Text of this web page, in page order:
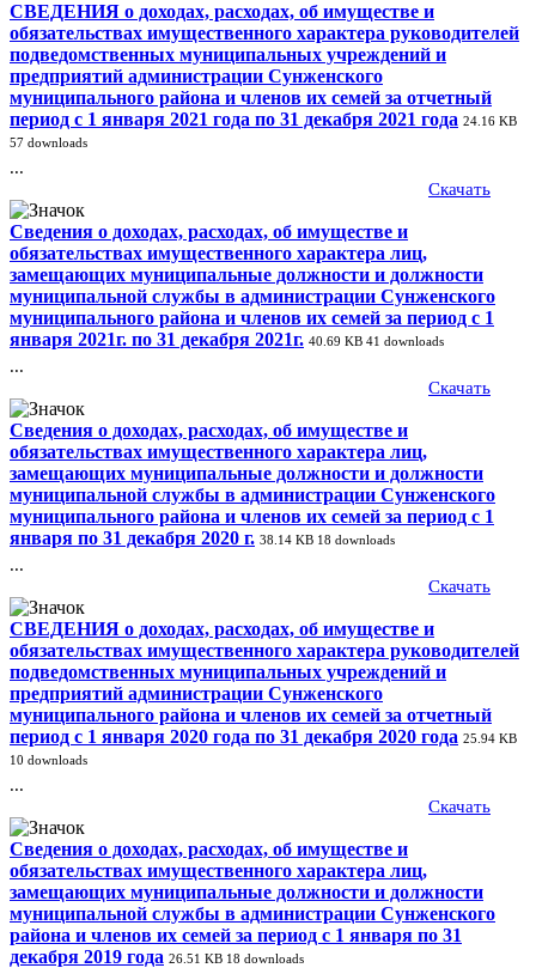
СВЕДЕНИЯ о доходах, расходах, об имуществе и
обязательствах имущественного характера руководителей
подведомственных муниципальных учреждений и
предприятий администрации Сунженского
муниципального района и членов их семей за отчетный
период с 1 января 2021 года по 31 декабря 2021 года 24.16 KB
57 downloads
...
Скачать
Сведения о доходах, расходах, об имуществе и
обязательствах имущественного характера лиц,
замещающих муниципальные должности и должности
муниципальной службы в администрации Сунженского
муниципального района и членов их семей за период с 1
января 2021г. по 31 декабря 2021г. 40.69 KB 41 downloads
...
Скачать
Сведения о доходах, расходах, об имуществе и
обязательствах имущественного характера лиц,
замещающих муниципальные должности и должности
муниципальной службы в администрации Сунженского
муниципального района и членов их семей за период с 1
января по 31 декабря 2020 г. 38.14 KB 18 downloads
...
Скачать
СВЕДЕНИЯ о доходах, расходах, об имуществе и
обязательствах имущественного характера руководителей
подведомственных муниципальных учреждений и
предприятий администрации Сунженского
муниципального района и членов их семей за отчетный
период с 1 января 2020 года по 31 декабря 2020 года 25.94 KB
10 downloads
...
Скачать
Сведения о доходах, расходах, об имуществе и
обязательствах имущественного характера лиц,
замещающих муниципальные должности и должности
муниципальной службы в администрации Сунженского
района и членов их семей за период с 1 января по 31
декабря 2019 года 26.51 KB 18 downloads